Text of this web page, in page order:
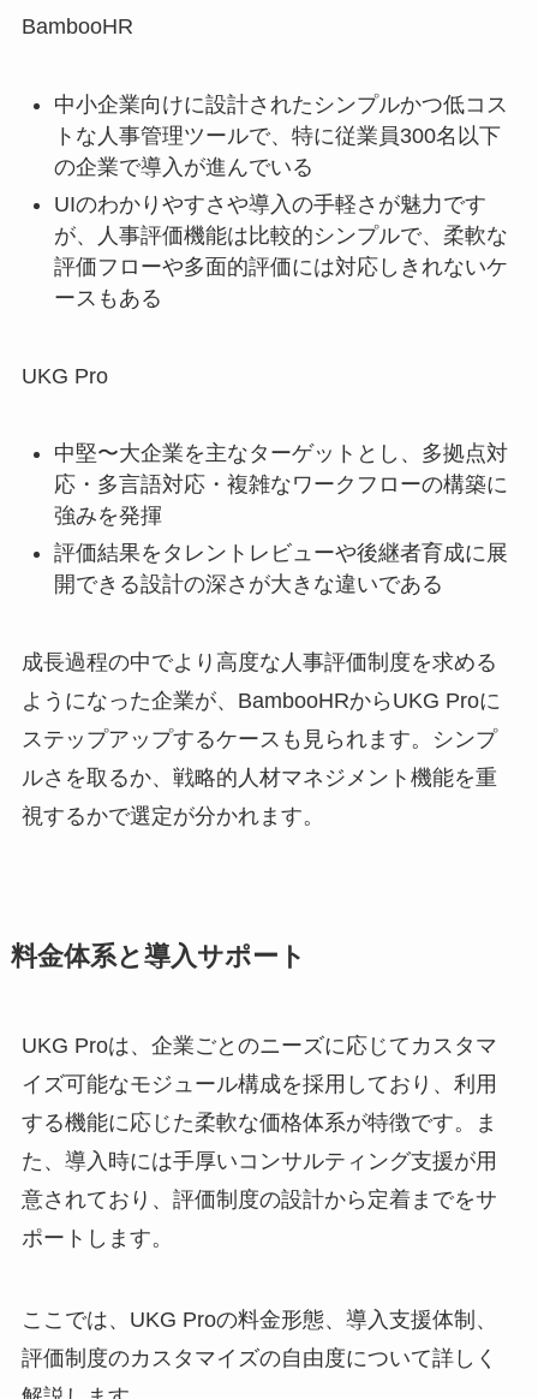
BambooHR
中小企業向けに設計されたシンプルかつ低コス
トな人事管理ツールで、特に従業員300名以下
の企業で導入が進んでいる
UIのわかりやすさや導入の手軽さが魅力です
が、人事評価機能は比較的シンプルで、柔軟な
評価フローや多面的評価には対応しきれないケ
ースもある
UKG Pro
中堅〜大企業を主なターゲットとし、多拠点対
応・多言語対応・複雑なワークフローの構築に
強みを発揮
評価結果をタレントレビューや後継者育成に展
開できる設計の深さが大きな違いである
成長過程の中でより高度な人事評価制度を求める
ようになった企業が、BambooHRからUKG Proに
ステップアップするケースも見られます。シンプ
ルさを取るか、戦略的人材マネジメント機能を重
視するかで選定が分かれます。
料金体系と導入サポート
UKG Proは、企業ごとのニーズに応じてカスタマ
イズ可能なモジュール構成を採用しており、利用
する機能に応じた柔軟な価格体系が特徴です。ま
た、導入時には手厚いコンサルティング支援が用
意されており、評価制度の設計から定着までをサ
ポートします。
ここでは、UKG Proの料金形態、導入支援体制、
評価制度のカスタマイズの自由度について詳しく